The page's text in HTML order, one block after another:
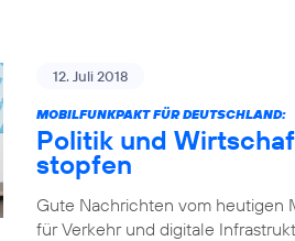
12. Juli 2018
MOBILFUNKPAKT FÜR DEUTSCHLAND:
Politik und
stopfen
Gute Nachrichten vom heutigen
für Verkehr und digitale